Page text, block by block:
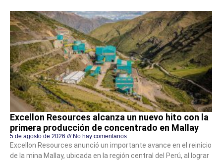
Excellon Resources alcanza un nuevo hito con la
primera producción de concentrado en Mallay
5 de agosto de 2026 No hay comentarios
Excellon Resources anunció un importante avance en el reinicio
de la mina Mallay, ubicada en la región central del Perú, al lograr